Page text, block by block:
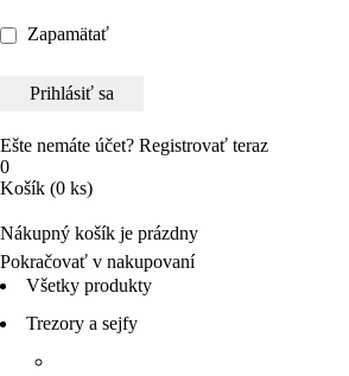
Zapamätať
Ešte nemáte účet? Registrovať teraz
0
Košík (0 ks)
Nákupný košík je prázdny
Pokračovať v nakupovaní
Všetky produkty
Trezory a sejfy